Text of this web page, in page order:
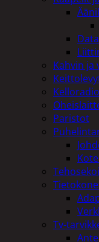
Kahvin ja
Paristot
Tv-